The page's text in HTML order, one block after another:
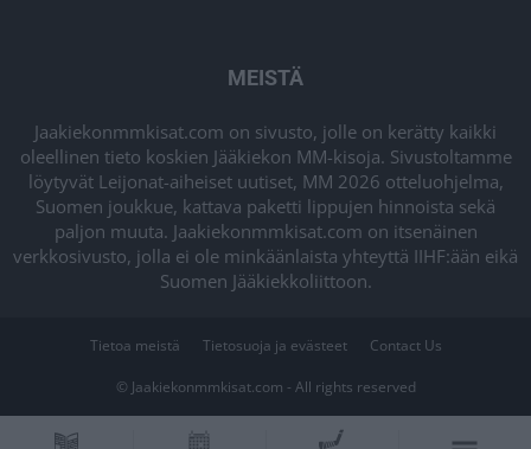
MEISTÄ
Jaakiekonmmkisat.com on sivusto, jolle on kerätty kaikki
oleellinen tieto koskien Jääkiekon MM-kisoja. Sivustoltamme
löytyvät Leijonat-aiheiset uutiset, MM 2026 otteluohjelma,
Suomen joukkue, kattava paketti lippujen hinnoista sekä
paljon muuta. Jaakiekonmmkisat.com on itsenäinen
verkkosivusto, jolla ei ole minkäänlaista yhteyttä IIHF:ään eikä
Suomen Jääkiekkoliittoon.
Tietoa meistä Tietosuoja ja evästeet Contact Us
© Jaakiekonmmkisat.com - All rights reserved